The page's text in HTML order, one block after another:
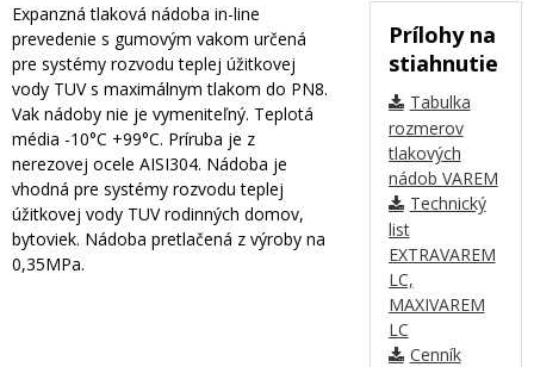
Prílohy na
stiahnutie
Tabulka
rozmerov
tlakových
nádob VAREM
Technický
list
EXTRAVAREM
LC,
MAXIVAREM
LC
Cenník
Expanzná tlaková nádoba in-line
prevedenie s gumovým vakom určená
pre systémy rozvodu teplej úžitkovej
vody TUV s maximálnym tlakom do PN8.
Vak nádoby nie je vymeniteľný. Teplotá
média -10°C +99°C. Príruba je z
nerezovej ocele AISI304. Nádoba je
vhodná pre systémy rozvodu teplej
úžitkovej vody TUV rodinných domov,
bytoviek. Nádoba pretlačená z výroby na
0,35MPa.